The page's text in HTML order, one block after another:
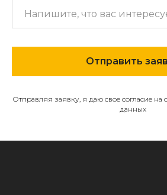
Отправить
Отправляя заявку, я даю свое согласие на
данных
МЕНЮ
О компании
Доставка и оплата
конфиденциальности